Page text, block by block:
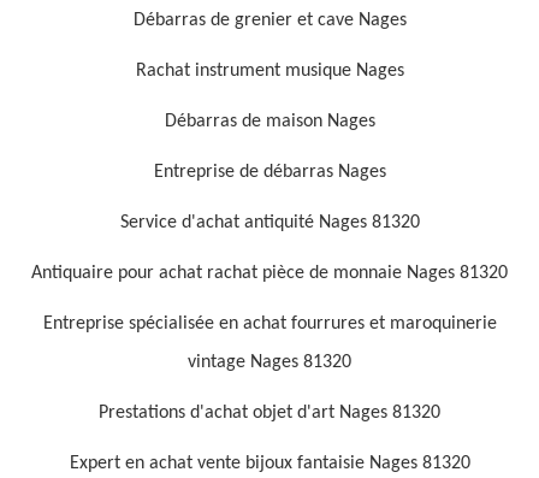
Débarras de grenier et cave Nages
Rachat instrument musique Nages
Débarras de maison Nages
Entreprise de débarras Nages
Service d'achat antiquité Nages 81320
Antiquaire pour achat rachat pièce de monnaie Nages 81320
Entreprise spécialisée en achat fourrures et maroquinerie
vintage Nages 81320
Prestations d'achat objet d'art Nages 81320
Expert en achat vente bijoux fantaisie Nages 81320